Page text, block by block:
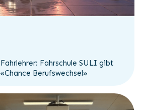
Fahrschule SULI gibt
Berufswechsel»